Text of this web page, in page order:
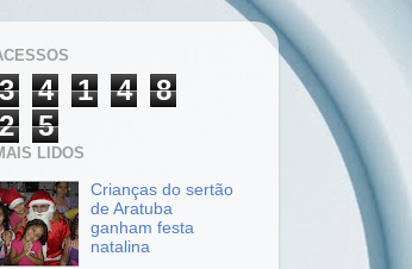
4 1 4
8
5
LIDOS
Crianças do sertão
de Aratuba
ganham festa
natalina